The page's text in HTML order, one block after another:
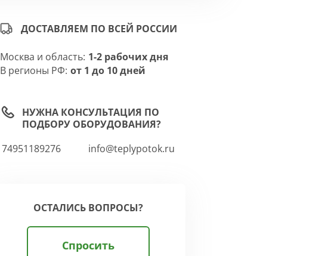
ДОСТАВЛЯЕМ ПО ВСЕЙ РОССИИ
Москва и область: 1-2 рабочих дня
В регионы РФ: от 1 до 10 дней
НУЖНА КОНСУЛЬТАЦИЯ ПО
ПОДБОРУ ОБОРУДОВАНИЯ?
74951189276
info@teplypotok.ru
ОСТАЛИСЬ ВОПРОСЫ?
Спросить